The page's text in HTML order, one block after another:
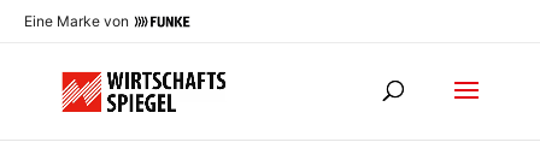
Eine Marke von